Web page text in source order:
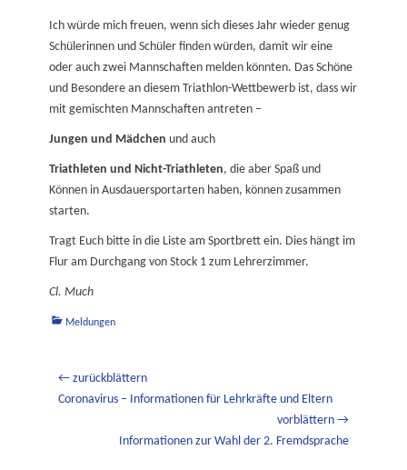
Ich würde mich freuen, wenn sich dieses Jahr wieder genug
Schülerinnen und Schüler finden würden, damit wir eine
oder auch zwei Mannschaften melden könnten. Das Schöne
und Besondere an diesem Triathlon-Wettbewerb ist, dass wir
mit gemischten Mannschaften antreten –
Jungen und Mädchen und auch
Triathleten und Nicht-Triathleten, die aber Spaß und
Können in Ausdauersportarten haben, können zusammen
starten.
Tragt Euch bitte in die Liste am Sportbrett ein. Dies hängt im
Flur am Durchgang von Stock 1 zum Lehrerzimmer.
Cl. Much
Kategorien
Meldungen
Beitragsnavigation
← zurückblättern
Vorheriger
Coronavirus – Informationen für Lehrkräfte und Eltern
vorblättern →
Informationen zur Wahl der 2. Fremdsprache